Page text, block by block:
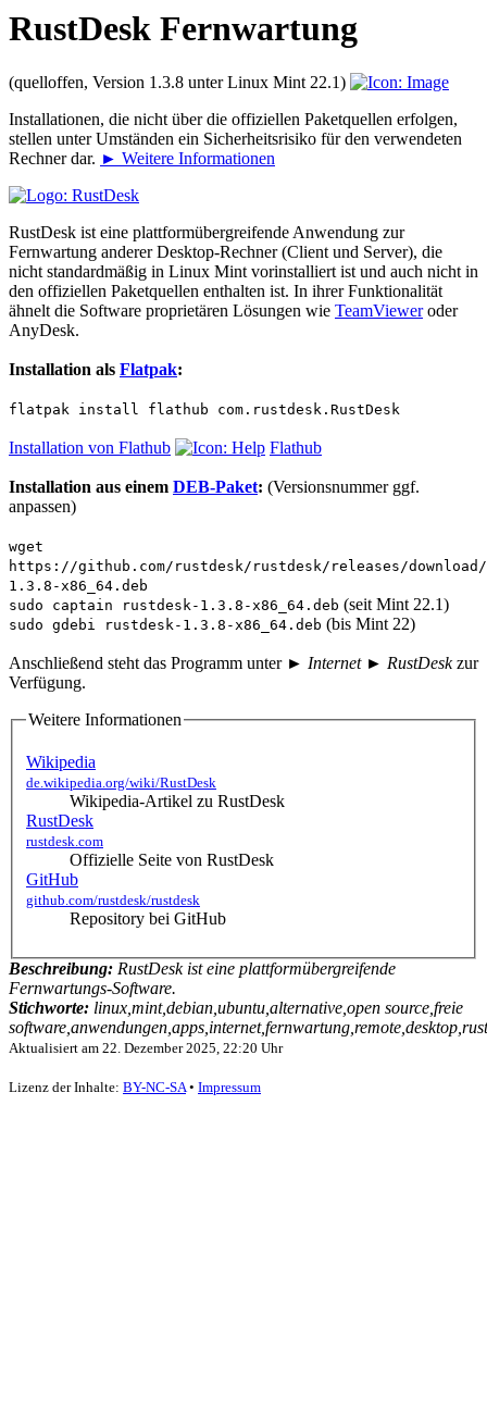
RustDesk Fernwartung
(quelloffen, Version 1.3.8 unter Linux Mint 22.1)
Installationen, die nicht über die offiziellen Paketquellen erfolgen,
stellen unter Umständen ein Sicherheitsrisiko für den verwendeten
Rechner dar. ► Weitere Informationen
RustDesk ist eine plattformübergreifende Anwendung zur
Fernwartung anderer Desktop-Rechner (Client und Server), die
nicht standardmäßig in Linux Mint vorinstalliert ist und auch nicht in
den offiziellen Paketquellen enthalten ist. In ihrer Funktionalität
ähnelt die Software proprietären Lösungen wie TeamVieweroder
AnyDesk.
Installation als Flatpak:
flatpak install flathub com.rustdesk.RustDesk
Installation von Flathub Flathub
Installation aus einem DEB-Paket: (Versionsnummer ggf.
anpassen)
wget
https://github.com/rustdesk/rustdesk/releases/
1.3.8-x86_64.deb
sudo captain rustdesk-1.3.8-x86_64.deb (seit Mint 22.1)
sudo gdebi rustdesk-1.3.8-x86_64.deb (bis Mint 22)
Anschließend steht das Programm unter ► Internet ► RustDeskzur
Verfügung.
Weitere Informationen
Wikipedia
de.wikipedia.org/wiki/RustDesk
Wikipedia-Artikel zu RustDesk
RustDesk
rustdesk.com
Offizielle Seite von RustDesk
GitHub
github.com/rustdesk/rustdesk
Repository bei GitHub
Beschreibung: RustDesk ist eine plattformübergreifende
Fernwartungs-Software.
Stichworte: linux,mint,debian,ubuntu,alternative,open source,freie
Aktualisiert am 22. Dezember 2025, 22:20 Uhr
Lizenz der Inhalte: BY-NC-SA• Impressum